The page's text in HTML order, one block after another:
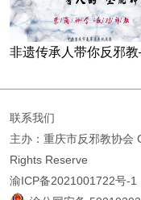
联系我们
主办：重庆市反邪教协会
Rights Reserve
渝ICP备2021001722号-1